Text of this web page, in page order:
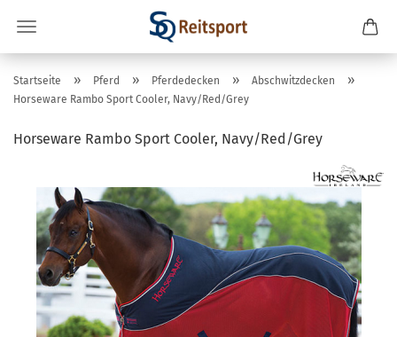
Startseite » Pferd » Pferdedecken » Abschwitzdecken »
Horseware Rambo Sport Cooler, Navy/Red/Grey
Horseware Rambo Sport Cooler, Navy/Red/Grey